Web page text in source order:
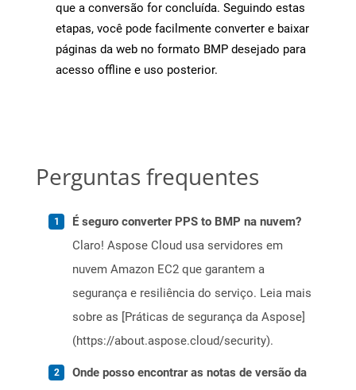
que a conversão for concluída. Seguindo estas
etapas, você pode facilmente converter e baixar
páginas da web no formato BMP desejado para
acesso offline e uso posterior.
Perguntas frequentes
É seguro converter PPS to BMP na nuvem?
Claro! Aspose Cloud usa servidores em
nuvem Amazon EC2 que garantem a
segurança e resiliência do serviço. Leia mais
sobre as [Práticas de segurança da Aspose]
(https://about.aspose.cloud/security).
Onde posso encontrar as notas de versão da